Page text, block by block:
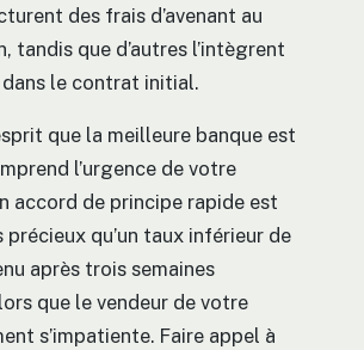
des frais d’avenant au
tandis que d’autres l’intègrent
le contrat initial.
que la meilleure banque est
l’urgence de votre
accord de principe rapide est
qu’un taux inférieur de
après trois semaines
que le vendeur de votre
s’impatiente. Faire appel à